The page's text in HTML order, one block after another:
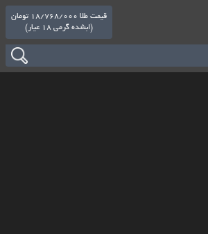
قیمت طلا 18/768/000 تومان
(ابشده گرمی 18 عیار)